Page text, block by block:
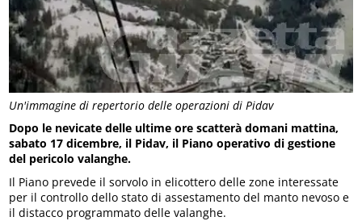
Un'immagine di repertorio delle operazioni di Pidav
Dopo le nevicate delle ultime ore scatterà domani mattina,
sabato 17 dicembre, il Pidav, il Piano operativo di gestione
del pericolo valanghe.
Il Piano prevede il sorvolo in elicottero delle zone interessate
per il controllo dello stato di assestamento del manto nevoso e
il distacco programmato delle valanghe.